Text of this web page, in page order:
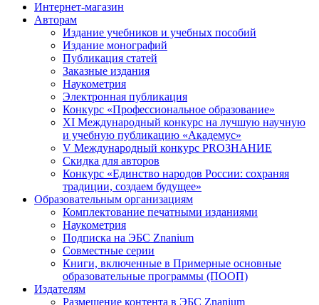
Интернет-магазин
Авторам
Издание учебников и учебных пособий
Издание монографий
Публикация статей
Заказные издания
Наукометрия
Электронная публикация
Конкурс «Профессиональное образование»
XI Международный конкурс на лучшую научную
и учебную публикацию «Академус»
V Международный конкурс PROЗНАНИЕ
Скидка для авторов
Конкурс «Единство народов России: сохраняя
традиции, создаем будущее»
Образовательным организациям
Комплектование печатными изданиями
Наукометрия
Подписка на ЭБС Znanium
Совместные серии
Книги, включенные в Примерные основные
образовательные программы (ПООП)
Издателям
Размещение контента в ЭБС Znanium